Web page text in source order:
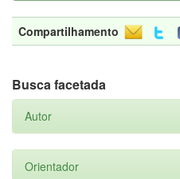
Compartilhamento
Busca facetada
Autor
Orientador